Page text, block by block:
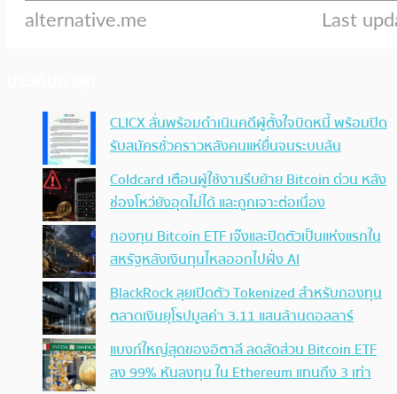
CLICX ลั่นพร้อมดำเนินคดีผู้ตั้งใจบิดหนี้ พร้อมปิด
รับสมัครชั่วคราวหลังคนแห่ยื่นจนระบบล้น
Coldcard เตือนผู้ใช้งานรีบย้าย Bitcoin ด่วน หลัง
ช่องโหว่ยังอุดไม่ได้ และถูกเจาะต่อเนื่อง
กองทุน Bitcoin ETF เจ๊งและปิดตัวเป็นแห่งแรกใน
สหรัฐหลังเงินทุนไหลออกไปฝั่ง AI
BlackRock ลุยเปิดตัว Tokenized สำหรับกองทุน
ตลาดเงินยุโรปมูลค่า 3.11 แสนล้านดอลลาร์
แบงก์ใหญ่สุดของอิตาลี ลดสัดส่วน Bitcoin ETF
ลง 99% หันลงทุน ใน Ethereum แทนถึง 3 เท่า